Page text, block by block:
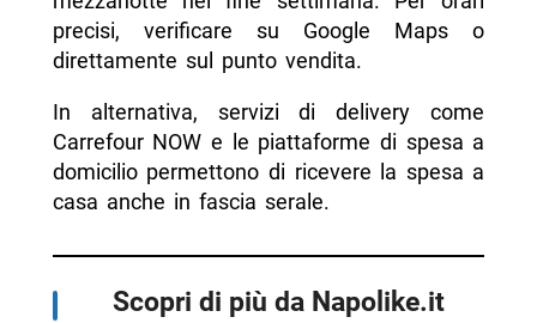
precisi, verificare su Google Maps o
direttamente sul punto vendita.
In alternativa, servizi di delivery come
Carrefour NOW e le piattaforme di spesa a
domicilio permettono di ricevere la spesa a
casa anche in fascia serale.
Scopri di più da Napolike.it